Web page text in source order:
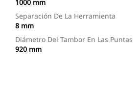
1000 mm
Separación De La Herramienta
8 mm
Diámetro Del Tambor En Las Puntas
920 mm